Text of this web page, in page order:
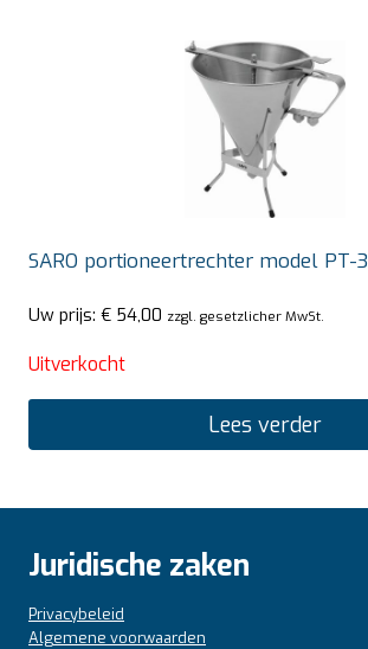
SARO portioneertrechter model PT-3
Uw prijs: € 54,00 zzgl. gesetzlicher MwSt.
Uitverkocht
Lees verder
Juridische zaken
Privacybeleid
Algemene voorwaarden